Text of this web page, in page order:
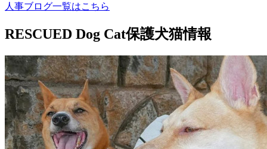
人事ブログ一覧はこちら
RESCUED Dog Cat保護犬猫情報